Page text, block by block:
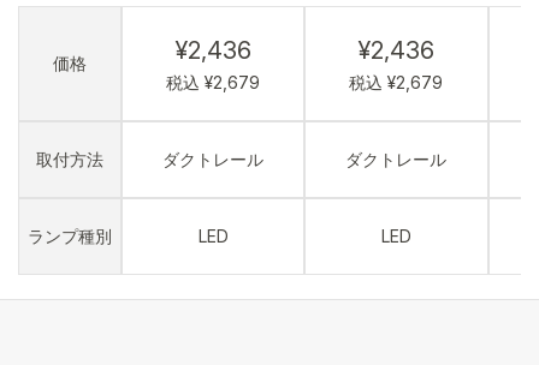
価格
取付方法
ランプ種別
¥2,436
税込 ¥2,679
ダクトレール
LED
¥2,436
税込 ¥2,679
ダクトレール
LED